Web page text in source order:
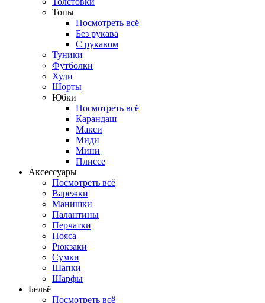
Топы
Посмотреть всё
Без рукава
С рукавом
Туники
Футболки
Худи
Шорты
Юбки
Посмотреть всё
Карандаш
Макси
Миди
Мини
Плиссе
Аксессуары
Посмотреть всё
Варежки
Манишки
Палантины
Перчатки
Пояса
Рюкзаки
Сумки
Шапки
Шарфы
Бельё
Посмотреть всё